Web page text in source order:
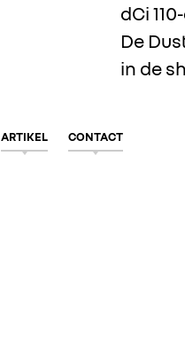
dCi
De
in de
ARTIKEL CONTACT